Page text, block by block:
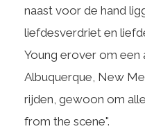
naast voor de hand
liefdesverdriet en
Young erover om een
Albuquerque, New
rijden, gewoon om
from the scene".